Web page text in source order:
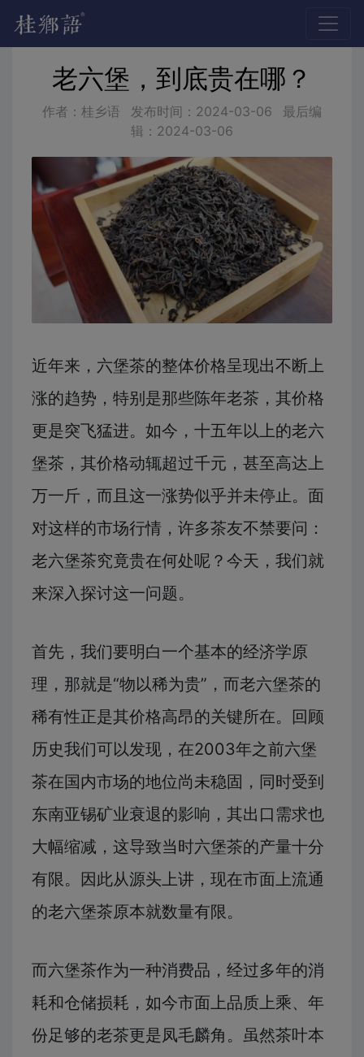
老六堡，到底贵在哪？
作者：桂乡语 发布时间： 2024-03-06
最后编
辑： 2024-03-06
近年来，六堡茶的整体价格呈现出不断上
涨的趋势，特别是那些陈年老茶，其价格
更是突飞猛进。如今，十五年以上的老六
堡茶，其价格动辄超过千元，甚至高达上
万一斤，而且这一涨势似乎并未停止。面
对这样的市场行情，许多茶友不禁要问：
老六堡茶究竟贵在何处呢？今天，我们就
来深入探讨这一问题。
首先，我们要明白一个基本的经济学原
理，那就是“物以稀为贵”，而老六堡茶的
稀有性正是其价格高昂的关键所在。回顾
历史我们可以发现，在2003年之前六堡
茶在国内市场的地位尚未稳固，同时受到
东南亚锡矿业衰退的影响，其出口需求也
大幅缩减，这导致当时六堡茶的产量十分
有限。因此从源头上讲，现在市面上流通
的老六堡茶原本就数量有限。
而六堡茶作为一种消费品，经过多年的消
耗和仓储损耗，如今市面上品质上乘、年
份足够的老茶更是凤毛麟角。虽然茶叶本